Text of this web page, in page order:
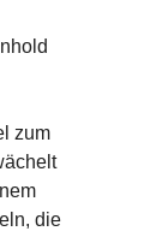
zum
die